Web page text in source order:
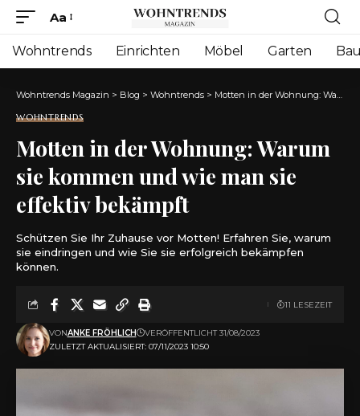
Font
Resizer
Aa
Wohntrends Einrichten Möbel Garten
Wohntrends Magazin > Blog > Wohntrends > Motten in der Wohnung: Warum sie kommen und wie man sie effektiv bekämpft
WOHNTRENDS
Motten in der Wohnung: Warum
sie kommen und wie man sie
effektiv bekämpft
Schützen Sie Ihr Zuhause vor Motten! Erfahren Sie, warum
sie eindringen und wie Sie sie erfolgreich bekämpfen
können.
ZULETZT AKTUALISIERT: 07/11/2023 10:50
VONANKE FRÖHLICH VERÖFFENTLICHT 31/08/2023
11 LESEZEIT